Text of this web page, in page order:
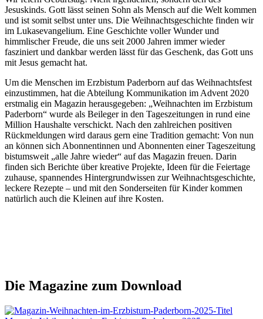
Jesuskinds. Gott lässt seinen Sohn als Mensch auf die Welt kommen
und ist somit selbst unter uns. Die Weihnachtsgeschichte finden wir
im Lukasevangelium. Eine Geschichte voller Wunder und
himmlischer Freude, die uns seit 2000 Jahren immer wieder
fasziniert und dankbar werden lässt für das Geschenk, das Gott uns
mit Jesus gemacht hat.
Um die Menschen im Erzbistum Paderborn auf das Weihnachtsfest
einzustimmen, hat die Abteilung Kommunikation im Advent 2020
erstmalig ein Magazin herausgegeben: „Weihnachten im Erzbistum
Paderborn“ wurde als Beileger in den Tageszeitungen in rund eine
Million Haushalte verschickt. Nach den zahlreichen positiven
Rückmeldungen wird daraus gern eine Tradition gemacht: Von nun
an können sich Abonnentinnen und Abonnenten einer Tageszeitung
bistumsweit „alle Jahre wieder“ auf das Magazin freuen. Darin
finden sich Berichte über kreative Projekte, Ideen für die Feiertage
zuhause, spannendes Hintergrundwissen zur Weihnachtsgeschichte,
leckere Rezepte – und mit den Sonderseiten für Kinder kommen
natürlich auch die Kleinen auf ihre Kosten.
Die Magazine zum Download